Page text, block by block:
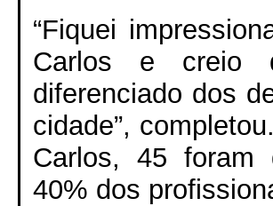
“Fiquei
Carlos e creio
diferenciado dos
cidade”,
Carlos, 45 foram
40% dos